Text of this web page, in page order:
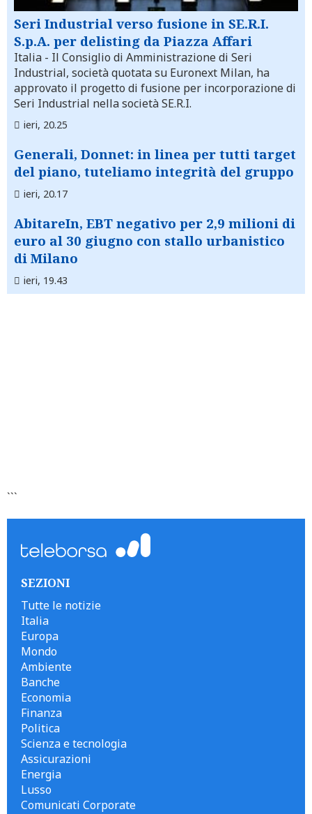
Seri Industrial verso fusione in SE.R.I.
S.p.A. per delisting da Piazza Affari
Italia - Il Consiglio di Amministrazione di Seri
Industrial, società quotata su Euronext Milan, ha
approvato il progetto di fusione per incorporazione di
Seri Industrial nella società SE.R.I.
ieri, 20.25
Generali, Donnet: in linea per tutti target
del piano, tuteliamo integrità del gruppo
ieri, 20.17
AbitareIn, EBT negativo per 2,9 milioni di
euro al 30 giugno con stallo urbanistico
di Milano
ieri, 19.43
```
SEZIONI
Tutte le notizie
Italia
Europa
Mondo
Ambiente
Banche
Economia
Finanza
Politica
Scienza e tecnologia
Assicurazioni
Energia
Lusso
Comunicati Corporate